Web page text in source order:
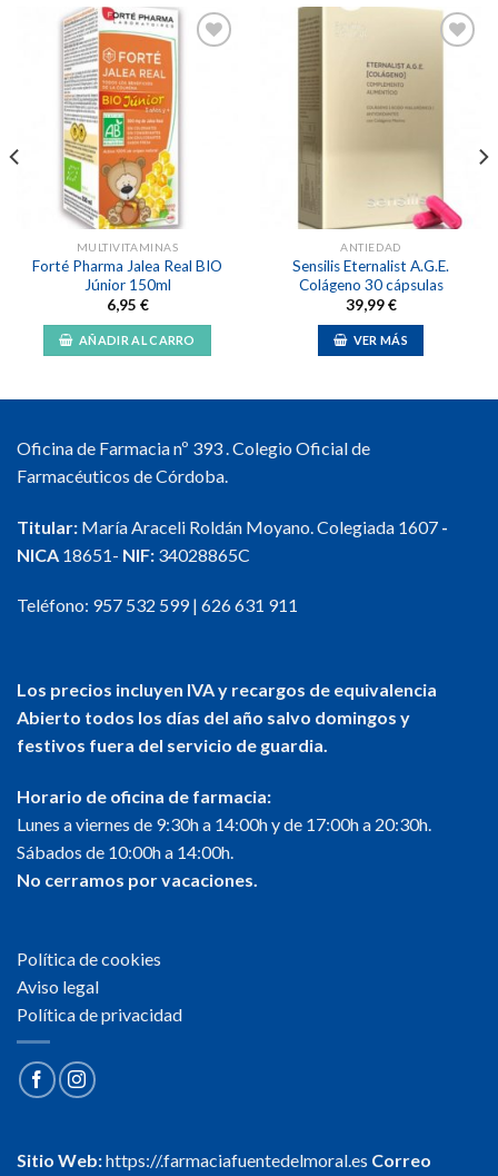
MULTIVITAMINAS
Forté Pharma Jalea Real BIO
Júnior 150ml
6,95 €
AÑADIR AL CARRO
ANTIEDAD
Sensilis Eternalist A.G.E.
Colágeno 30 cápsulas
39,99€
VER MÁS
Oficina de Farmacia nº 393 . Colegio Oficial de
Farmacéuticos de Córdoba.
Titular: María Araceli Roldán Moyano. Colegiada 1607 -
NICA 18651- NIF: 34028865C
Teléfono: 957 532 599| 626 631 911
Los precios incluyen IVA y recargos de equivalencia
Abierto todos los días del año salvo domingos y
festivos fuera del servicio de guardia.
Horario de oficina de farmacia:
Lunes a viernes de 9:30h a 14:00h y de 17:00h a 20:30h.
Sábados de 10:00h a 14:00h.
No cerramos por vacaciones.
Política de cookies
Aviso legal
Política de privacidad
Sitio Web:https://.farmaciafuentedelmoral.es Correo